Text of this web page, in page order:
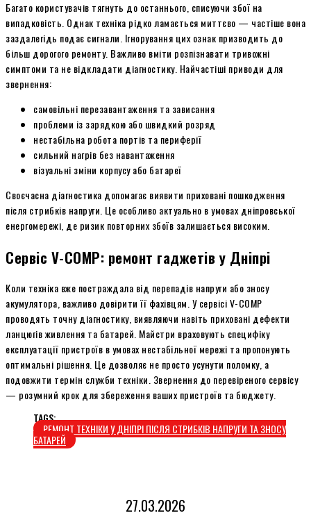
Багато користувачів тягнуть до останнього, списуючи збої на
випадковість. Однак техніка рідко ламається миттєво — частіше вона
заздалегідь подає сигнали. Ігнорування цих ознак призводить до
більш дорогого ремонту. Важливо вміти розпізнавати тривожні
симптоми та не відкладати діагностику. Найчастіші приводи для
звернення:
самовільні перезавантаження та зависання
проблеми із зарядкою або швидкий розряд
нестабільна робота портів та периферії
сильний нагрів без навантаження
візуальні зміни корпусу або батареї
Своєчасна діагностика допомагає виявити приховані пошкодження
після стрибків напруги. Це особливо актуально в умовах дніпровської
енергомережі, де ризик повторних збоїв залишається високим.
Сервіс V-COMP: ремонт гаджетів у Дніпрі
Коли техніка вже постраждала від перепадів напруги або зносу
акумулятора, важливо довірити її фахівцям. У сервісі V-COMP
проводять точну діагностику, виявляючи навіть приховані дефекти
ланцюгів живлення та батарей. Майстри враховують специфіку
експлуатації пристроїв в умовах нестабільної мережі та пропонують
оптимальні рішення. Це дозволяє не просто усунути поломку, а
подовжити термін служби техніки. Звернення до перевіреного сервісу
— розумний крок для збереження ваших пристроїв та бюджету.
TAGS:
РЕМОНТ ТЕХНІКИ У ДНІПРІ ПІСЛЯ СТРИБКІВ НАПРУГИ ТА ЗНОСУ
БАТАРЕЙ
27.03.2026